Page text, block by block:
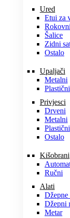
Ured
Etui za
Šalice
Zidni
Ostalo
Upaljači
Metalni
Plastični
Privjesci
Drveni
Metalni
Plastični
Ostalo
Kišobrani
Ručni
Alati
Džepni
Metar